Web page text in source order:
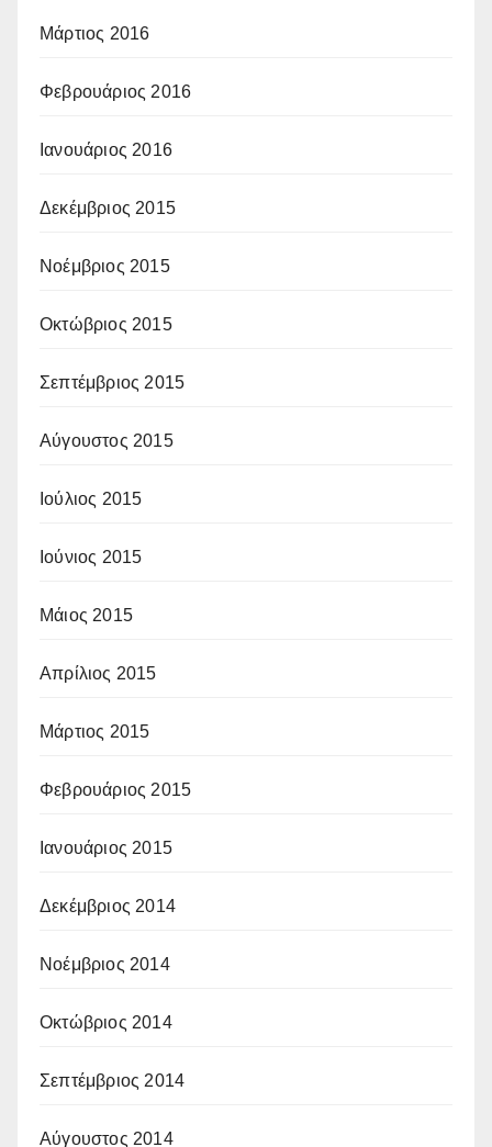
Μάρτιος 2016
Φεβρουάριος 2016
Ιανουάριος 2016
Δεκέμβριος 2015
Νοέμβριος 2015
Οκτώβριος 2015
Σεπτέμβριος 2015
Αύγουστος 2015
Ιούλιος 2015
Ιούνιος 2015
Μάιος 2015
Απρίλιος 2015
Μάρτιος 2015
Φεβρουάριος 2015
Ιανουάριος 2015
Δεκέμβριος 2014
Νοέμβριος 2014
Οκτώβριος 2014
Σεπτέμβριος 2014
Αύγουστος 2014